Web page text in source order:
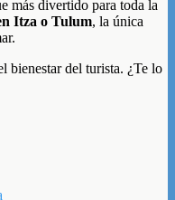
más divertido para toda la
Itza o Tulum, la única
bienestar del turista. ¿Te lo